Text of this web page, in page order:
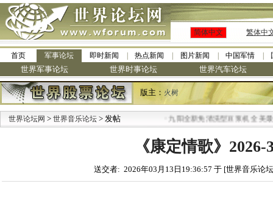
简体中文 繁体中
首页 军事论坛 即时新闻 热点新闻 图片新闻 中国军情
世界军事论坛 世界时事论坛 世界汽车论坛
版主： 火树
世界论坛网 > 世界音乐论坛 > 发帖 九阳全新免清洗型豆浆机 全美最低
《康定情歌》2026-
送交者: 2026年03月13日19:36:57 于 [世界音乐论